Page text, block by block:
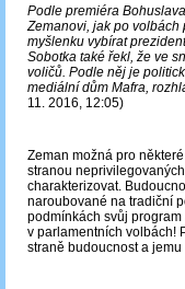
Podle premiéra
Zemanovi, jak po
myšlenku vybírat
Sobotka také řekl, že ve
voličů. Podle něj je
mediální dům Mafra,
11. 2016, 12:05)
Zeman možná pro
stranou
charakterizovat.
naroubované na tradiční
podmínkách svůj
v parlamentních volbách!
straně budoucnost a